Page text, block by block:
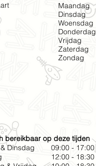
Maandag
Dinsdag
Woensdag
Donderdag
Vrijdag
Zaterdag
Zondag
bereikbaar op deze tijden
Dinsdag
09:00 - 17:00
12:00 - 18:30